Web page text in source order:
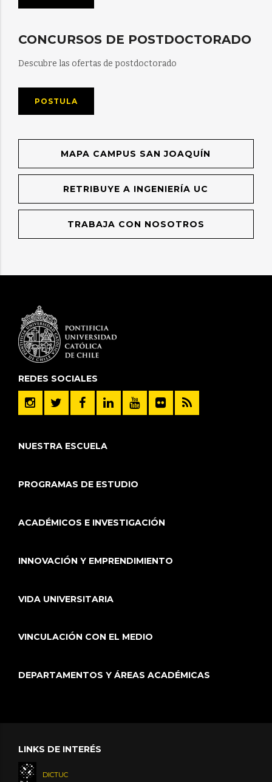
CONCURSOS DE POSTDOCTORADO
Descubre las ofertas de postdoctorado
POSTULA
MAPA CAMPUS SAN JOAQUÍN
RETRIBUYE A INGENIERÍA UC
TRABAJA CON NOSOTROS
REDES SOCIALES
NUESTRA ESCUELA
PROGRAMAS DE ESTUDIO
ACADÉMICOS E INVESTIGACIÓN
INNOVACIÓN Y EMPRENDIMIENTO
VIDA UNIVERSITARIA
VINCULACIÓN CON EL MEDIO
DEPARTAMENTOS Y ÁREAS ACADÉMICAS
LINKS DE INTERÉS
DICTUC